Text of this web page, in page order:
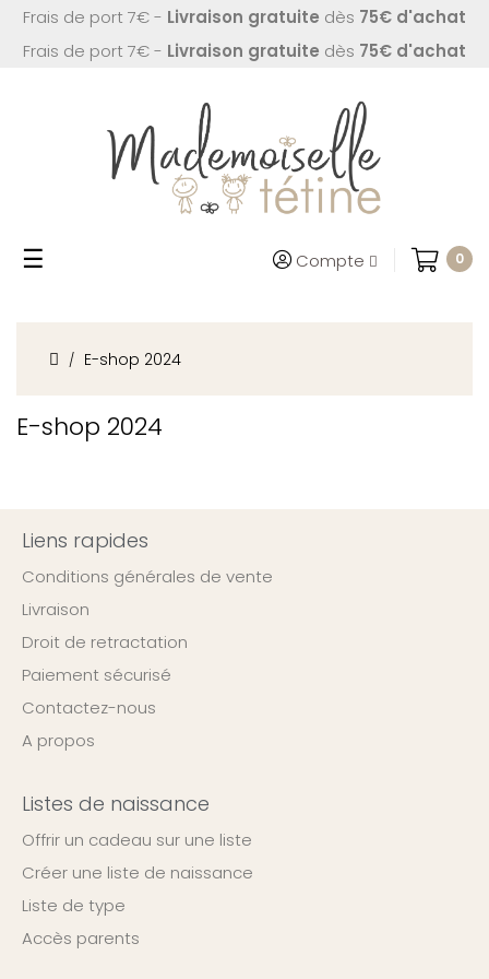
Frais de port 7€ - Livraison gratuite dès 75€ d'achat
Frais de port 7€ - Livraison gratuite dès 75€ d'achat
Basculer
☰ Compte 0
E-shop 2024
E-shop 2024
Liens rapides
Conditions générales de vente
Livraison
Droit de retractation
Paiement sécurisé
Contactez-nous
A propos
Listes de naissance
Offrir un cadeau sur une liste
Créer une liste de naissance
Liste de type
Accès parents